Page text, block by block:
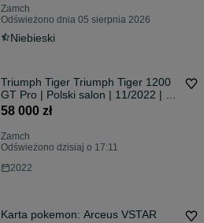
Zamch
Odświeżono dnia 05 sierpnia 2026
Niebieski
Triumph Tiger Triumph Tiger 1200
GT Pro | Polski salon | 11/2022 | 21
321 km | FV
58 000 zł
Zamch
Odświeżono dzisiaj o 17:11
2022
Karta pokemon: Arceus VSTAR